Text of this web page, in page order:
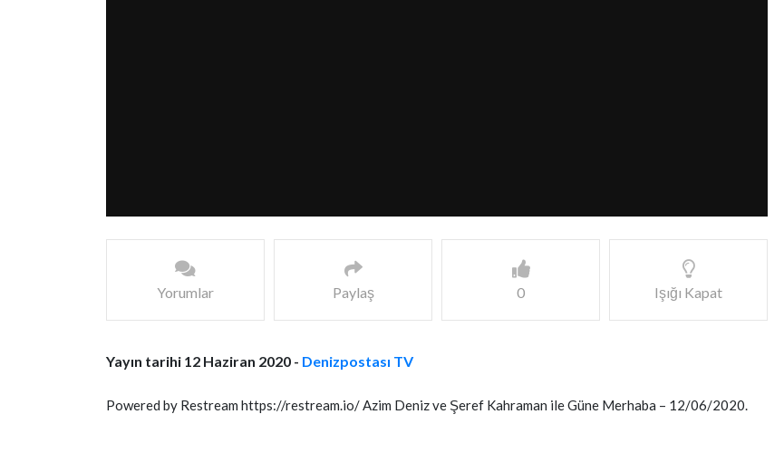
Yorumlar Paylaş 0 Işığı Kapat
Yayın tarihi 12 Haziran 2020 - Denizpostası TV
Powered by Restream https://restream.io/ Azim Deniz ve Şeref Kahraman ile Güne Merhaba – 12/06/2020.